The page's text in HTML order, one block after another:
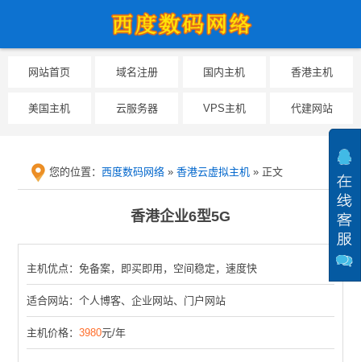
网站首页 域名注册 国内主机 香港主机
美国主机 云服务器 VPS主机 代建网站
您的位置： 西度数码网络» 香港云虚拟主机» 正文
香港企业6型5G
主机优点：免备案，即买即用，空间稳定，速度快
适合网站：个人博客、企业网站、门户网站
主机价格：3980元/年
提醒：为防止临时